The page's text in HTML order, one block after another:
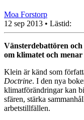
Moa Forstorp
12 sep 2013 • Lästid:
Vänsterdebattören
om klimatet och
Klein är känd som
Doctrine. I den nya
klimatförändringar kan
sfären, stärka
arbetstillfällen.